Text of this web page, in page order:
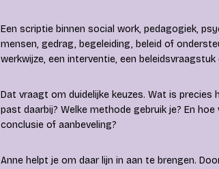
Een scriptie binnen social work, pedagogiek,
mensen, gedrag, begeleiding, beleid of
werkwijze, een interventie, een
Dat vraagt om duidelijke keuzes. Wat is precies
past daarbij? Welke methode gebruik je? En
conclusie of aanbeveling?
Anne helpt je om daar lijn in aan te brengen.